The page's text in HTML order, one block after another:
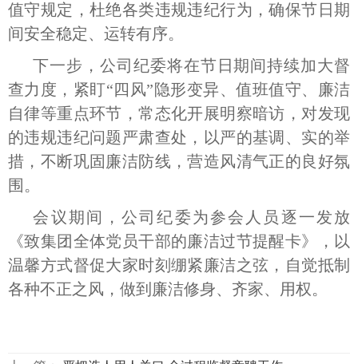
值守规定，杜绝各类违规违纪行为，确保节日期
间安全稳定、运转有序。
下一步，公司纪委将在节日期间持续加大督
查力度，紧盯“四风”隐形变异、值班值守、廉洁
自律等重点环节，常态化开展明察暗访，对发现
的违规违纪问题严肃查处，以严的基调、实的举
措，不断巩固廉洁防线，营造风清气正的良好氛
围。
会议期间，公司纪委为参会人员逐一发放
《致集团全体党员干部的廉洁过节提醒卡》，以
温馨方式督促大家时刻绷紧廉洁之弦，自觉抵制
各种不正之风，做到廉洁修身、齐家、用权。